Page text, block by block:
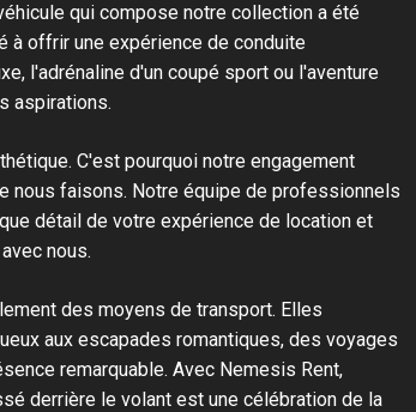
qui compose notre collection a été
à offrir une expérience de conduite
l'adrénaline d'un coupé sport ou l'aventure
aspirations.
C'est pourquoi notre engagement
nous faisons. Notre équipe de professionnels
détail de votre expérience de location et
nous.
des moyens de transport. Elles
aux escapades romantiques, des voyages
remarquable. Avec Nemesis Rent,
derrière le volant est une célébration de la